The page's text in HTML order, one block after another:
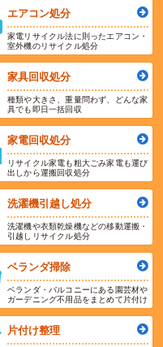
エアコン処分
家電リサイクル法に則ったエアコン・
室外機のリサイクル処分
家具回収処分
種類や大きさ、重量問わず、どんな家
具でも即日一括回収
家電回収処分
リサイクル家電も粗大ごみ家電も運び
出しから運搬回収処分
洗濯機引越し処分
洗濯機や衣類乾燥機などの移動運搬・
引越しリサイクル処分
ベランダ掃除
ベランダ・バルコニーにある園芸材や
ガーデニング不用品をまとめて片付け
片付け整理